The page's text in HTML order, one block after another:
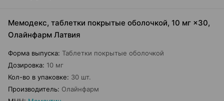
Мемодекс, таблетки покрытые оболочкой, 10 мг ×30,
Олайнфарм Латвия
Форма выпуска: Таблетки покрытые оболочкой
Дозировка: 10 мг
Кол-во в упаковке: 30 шт.
Производитель: Олайнфарм